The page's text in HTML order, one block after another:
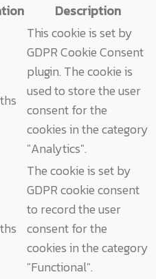
Description
This cookie is set by
GDPR Cookie Consent
plugin. The cookie is
used to store the user
consent for the
cookies in the category
"Analytics".
The cookie is set by
GDPR cookie consent
to record the user
consent for the
cookies in the category
"Functional".